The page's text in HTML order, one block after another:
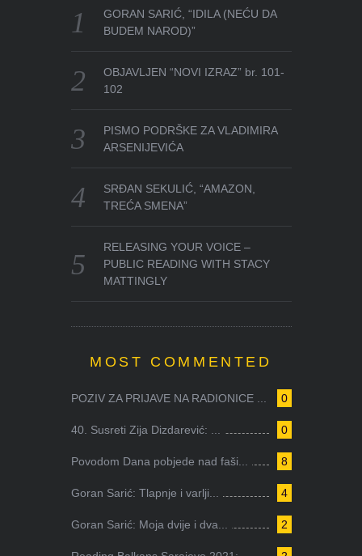
GORAN SARIĆ, “IDILA (NEĆU DA
BUDEM NAROD)”
OBJAVLJEN “NOVI IZRAZ” br. 101-
102
PISMO PODRŠKE ZA VLADIMIRA
ARSENIJEVIĆA
SRĐAN SEKULIĆ, “AMAZON,
TREĆA SMENA”
RELEASING YOUR VOICE –
PUBLIC READING WITH STACY
MATTINGLY
MOST COMMENTED
0
POZIV ZA PRIJAVE NA RADIONICE ...
0
40. Susreti Zija Dizdarević: ...
8
Povodom Dana pobjede nad faši...
4
Goran Sarić: Tlapnje i varlji...
2
Goran Sarić: Moja dvije i dva...